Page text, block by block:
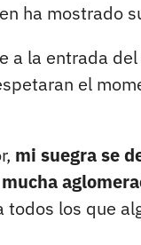
ha mostrado
a la entrada
el
mi suegra se
mucha
los que